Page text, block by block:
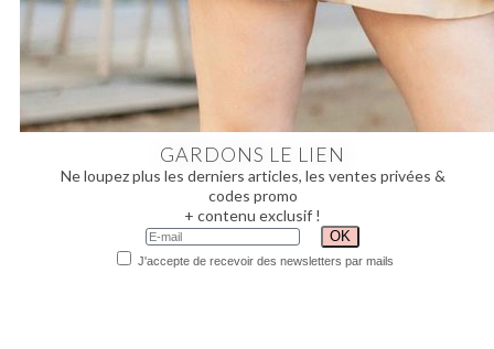
GARDONS LE LIEN
Ne loupez plus les derniers articles, les ventes privées &
codes promo
+ contenu exclusif !
J'accepte de recevoir des newsletters par mails